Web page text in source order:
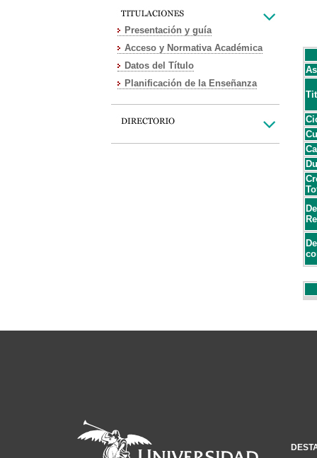
Presentación y guía
Acceso y Normativa Académica
Datos del Título
Planificación de la Enseñanza